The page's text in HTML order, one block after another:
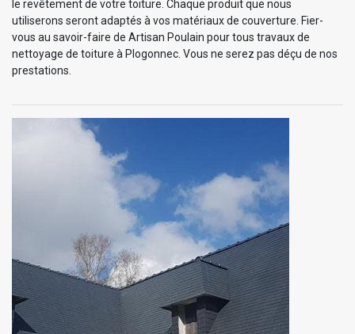
le revêtement de votre toiture. Chaque produit que nous
utiliserons seront adaptés à vos matériaux de couverture. Fier-
vous au savoir-faire de Artisan Poulain pour tous travaux de
nettoyage de toiture à Plogonnec. Vous ne serez pas déçu de nos
prestations.